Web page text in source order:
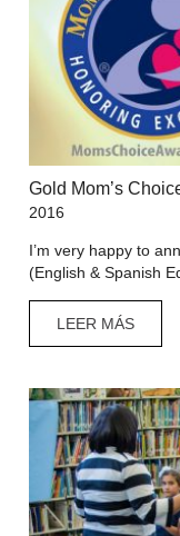
Gold Mom’s
2016
I’m very happy to
(English & Spanish
LEER MÁS